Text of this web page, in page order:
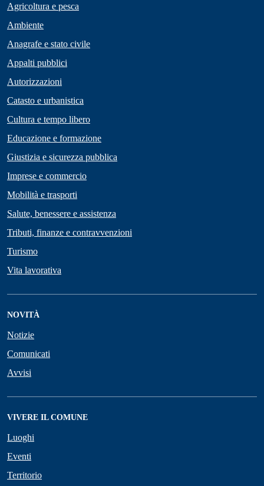
Agricoltura e pesca
Ambiente
Anagrafe e stato civile
Appalti pubblici
Autorizzazioni
Catasto e urbanistica
Cultura e tempo libero
Educazione e formazione
Giustizia e sicurezza pubblica
Imprese e commercio
Mobilità e trasporti
Salute, benessere e assistenza
Tributi, finanze e contravvenzioni
Turismo
Vita lavorativa
NOVITÀ
Notizie
Comunicati
Avvisi
VIVERE IL COMUNE
Luoghi
Eventi
Territorio